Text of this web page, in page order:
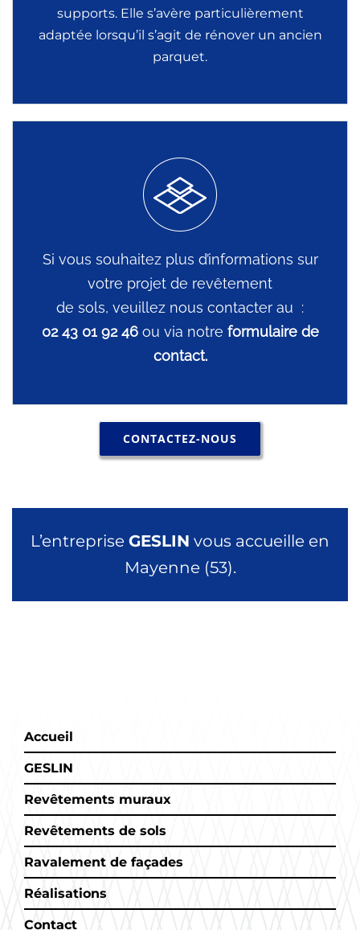
supports. Elle s’avère particulièrement
adaptée lorsqu’il s’agit de rénover un ancien
parquet.
Si vous souhaitez plus d’informations sur
votre projet de revêtement
de sols, veuillez nous contacter au :
02 43 01 92 46 ou via notre formulaire de
contact.
CONTACTEZ-NOUS
L’entreprise GESLIN vous accueille en
Mayenne (53).
Accueil
GESLIN
Revêtements muraux
Revêtements de sols
Ravalement de façades
Réalisations
Contact